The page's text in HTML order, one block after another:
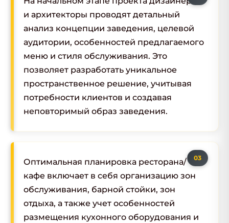
и архитекторы проводят детальный
анализ концепции заведения, целевой
аудитории, особенностей предлагаемого
меню и стиля обслуживания. Это
позволяет разработать уникальное
пространственное решение, учитывая
потребности клиентов и создавая
неповторимый образ заведения.
Оптимальная планировка ресторана/
кафе включает в себя организацию зон
обслуживания, барной стойки, зон
отдыха, а также учет особенностей
размещения кухонного оборудования и